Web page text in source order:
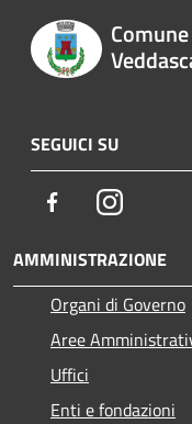
SEGUICI SU
FacebookInstagram
AMMINISTRAZIONE
Organi di Governo
Aree
Uffici
Enti e fondazioni